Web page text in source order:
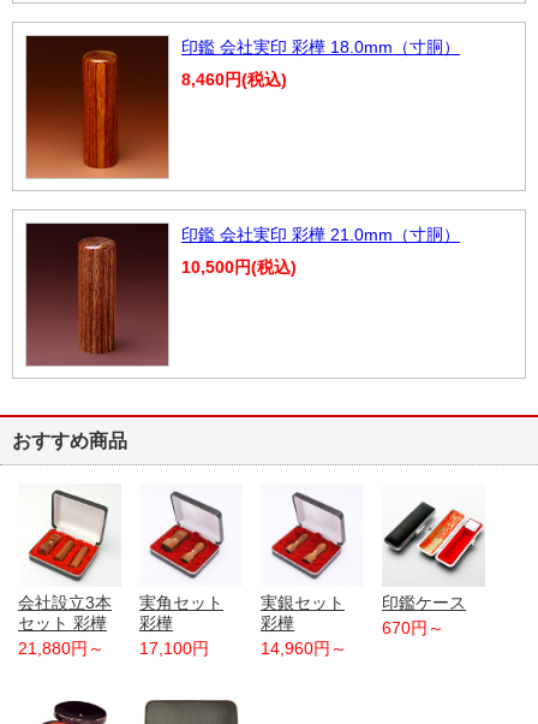
印鑑 会社実印 彩樺 18.0mm（寸胴）
8,460円(税込)
印鑑 会社実印 彩樺 21.0mm（寸胴）
10,500円(税込)
おすすめ商品
会社設立3本
セット 彩樺
21,880円～
実角セット
彩樺
17,100円
実銀セット
彩樺
14,960円～
印鑑ケース
670円～